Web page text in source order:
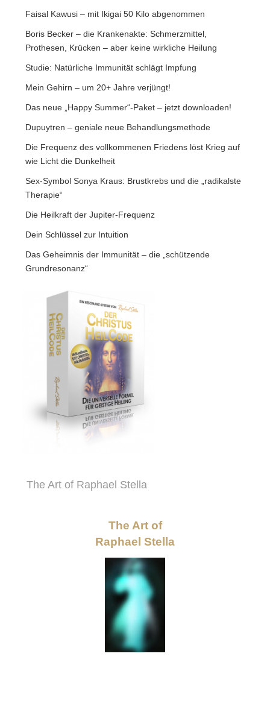
Faisal Kawusi – mit Ikigai 50 Kilo abgenommen
Boris Becker – die Krankenakte: Schmerzmittel,
Prothesen, Krücken – aber keine wirkliche Heilung
Studie: Natürliche Immunität schlägt Impfung
Mein Gehirn – um 20+ Jahre verjüngt!
Das neue „Happy Summer“-Paket – jetzt downloaden!
Dupuytren – geniale neue Behandlungsmethode
Die Frequenz des vollkommenen Friedens löst Krieg auf
wie Licht die Dunkelheit
Sex-Symbol Sonya Kraus: Brustkrebs und die „radikalste
Therapie“
Die Heilkraft der Jupiter-Frequenz
Dein Schlüssel zur Intuition
Das Geheimnis der Immunität – die „schützende
Grundresonanz“
The Art of Raphael Stella
The Art of
Raphael Stella